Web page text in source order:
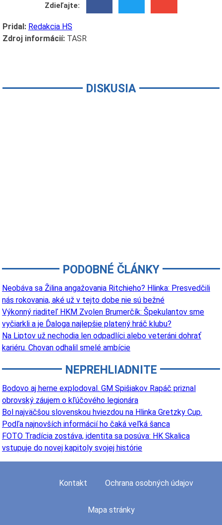
Zdieľajte:
Pridal: Redakcia HS
Zdroj informácií:TASR
DISKUSIA
PODOBNÉ ČLÁNKY
Neobáva sa Žilina angažovania Ritchieho? Hlinka: Presvedčili
nás rokovania, aké už v tejto dobe nie sú bežné
Výkonný riaditeľ HKM Zvolen Brumerčík: Špekulantov sme
vyčiarkli a je Ďaloga najlepšie platený hráč klubu?
Na Liptov už nechodia len odpadlíci alebo veteráni dohrať
kariéru. Chovan odhalil smelé ambície
NEPREHLIADNITE
Bodovo aj herne explodoval. GM Spišiakov Rapáč priznal
obrovský záujem o kľúčového legionára
Bol najväčšou slovenskou hviezdou na Hlinka Gretzky Cup.
Podľa najnovších informácií ho čaká veľká šanca
FOTO Tradícia zostáva, identita sa posúva: HK Skalica
vstupuje do novej kapitoly svojej histórie
Kontakt Ochrana osobných údajov
Mapa stránky